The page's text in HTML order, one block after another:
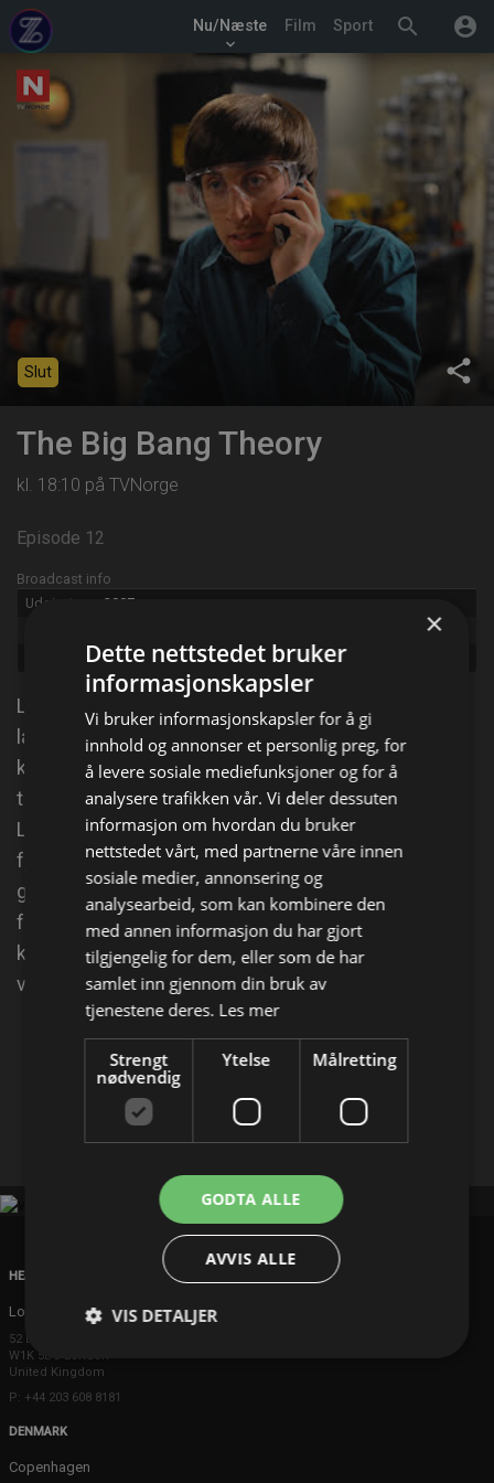
search account_circle
Nu/Næste
keyboard_arrow_down
Film Sport
share
Slut
The Big Bang Theory
kl. 18:10 på TVNorge
Episode 12
Broadcast info
Udgivet:
2007
Komiserie
Leonard og Sheldon er briljante fysikere – genier på
laboratoriet, men sliter sosialt overalt ellers. Så
kommer den vakre, urbane naboen Penny, som har
tenkt å lære dem en ting eller to om livet. Idag: Når
Leonard og Sheldon møter et 15 år gammelt
fysikkvidunder, blir Sheldon ute av seg fordi dette
guttegeniet er yngre og smartere enn ham. I et
forsøk på å gjenopprette en følelse av mening
kommer guttene opp med en løsning for å avspore
vidunderbarnets forskning.
Facebook
HEAD OFFICE
London
52 Brook Street
W1K 5DS London
United Kingdom
P: +44 203 608 8181
DENMARK
Copenhagen
×
Dette nettstedet bruker
informasjonskapsler
Vi bruker informasjonskapsler for å gi
innhold og annonser et personlig preg, for
å levere sosiale mediefunksjoner og for å
analysere trafikken vår. Vi deler dessuten
informasjon om hvordan du bruker
nettstedet vårt, med partnerne våre innen
sosiale medier, annonsering og
analysearbeid, som kan kombinere den
med annen informasjon du har gjort
tilgjengelig for dem, eller som de har
samlet inn gjennom din bruk av
tjenestene deres. Les mer
Strengt
nødvendig
Ytelse Målretting
GODTA ALLE
AVVIS ALLE
VIS DETALJER